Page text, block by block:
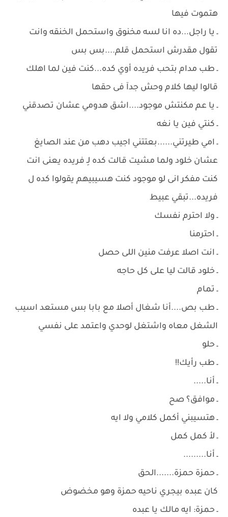
هتموت فيها
ـ يا راجل...ده انا لسه مخنوق واستحمل الخنقه وانت
تقول مقدرش استحمل قلم....بس بس
ـ طب مدام بتحب فريده أوي كده...كنت فين لما اهلك
قالوا ليها كلام وحش جدآ فى حقها
ـ يا عم مكنتش موجود....اشق هدومي عشان تصدقني
ـ كنتي فين يا نغه
ـ امي طيرتني......بعتتني اجيب دهب من عند الصايغ
عشان خلود ولما مشيت قالت كده لِـ فريده يعنى انت
كنت مفكر انى لو موجود كنت هسيبيهم يقولوا كده ل
فريده...تبقي عبيط
ـ ولا احترم نفسك
ـ احترمنا
ـ انت اصلا عرفت منين اللى حصل
ـ خلود قالت ليا على كل حاجه
ـ تمام
ـ طب بص....أنا شغال أصلا مع بابا بس مستعد اسيب
الشغل معاه واشتغل لوحدي واعتمد على نفسي
ـ حلو
ـ طب رأيك!!
ـ أنا.....
ـ موافق؟ صح
ـ هتسيبني أكمل كلامي ولا ايه
ـ لأ كمل كمل
ـ أنا.........
ـ حمزة حمزة.......الحق
كان عبده بيجري ناحيه حمزة وهو مخضوض
ـ حمزة: ايه مالك يا عبده